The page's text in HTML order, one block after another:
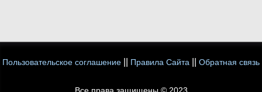
Пользовательское соглашение Правила Сайта Обратная связь